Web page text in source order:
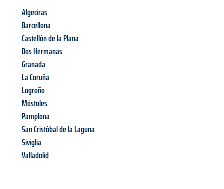
Algeciras
Barcellona
Castellón de la Plana
Dos Hermanas
Granada
La Coruña
Logroño
Móstoles
Pamplona
San Cristóbal de la Laguna
Siviglia
Valladolid